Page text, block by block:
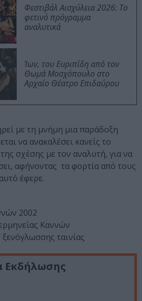
Φεστιβάλ Αισχύλεια 2026: Το
φετινό πρόγραμμα
αναλυτικά
Ίων, του Ευριπίδη από τον
Θωμά Μοσχόπουλο στο
Αρχαίο Θέατρο Επιδαύρου
με τη μνήμη μια παράδοξη
να ανακαλέσει κανείς το
σχέσης με τον αναλυτή, για να
αφήνοντας τα φορτία από τους
έφερε.
2002
Καννών
ταινίας
Εκδήλωσης